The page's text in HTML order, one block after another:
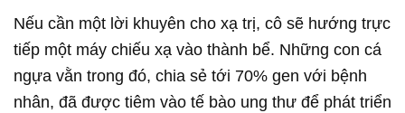
Nếu cần một lời khuyên cho xạ trị, cô sẽ hướng trực
tiếp một máy chiếu xạ vào thành bể. Những con cá
ngựa vằn trong đó, chia sẻ tới 70% gen với bệnh
nhân, đã được tiêm vào tế bào ung thư để phát triển